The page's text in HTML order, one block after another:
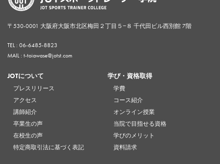
〒530-0001 大阪府大阪市北区梅田２丁目５−８ 千代田ビル西別館 7階
TEL : 06-6485-8823
MAIL : t-toiawase@jotst.com
JOTについて
プレスリリース
アクセス
講師紹介
卒業生の声
在校生の声
特定商取引法に基づく表記
学び・資格取得
学費
コース紹介
オンライン授業
当院で目指せる資格
学びのメリット
資料請求